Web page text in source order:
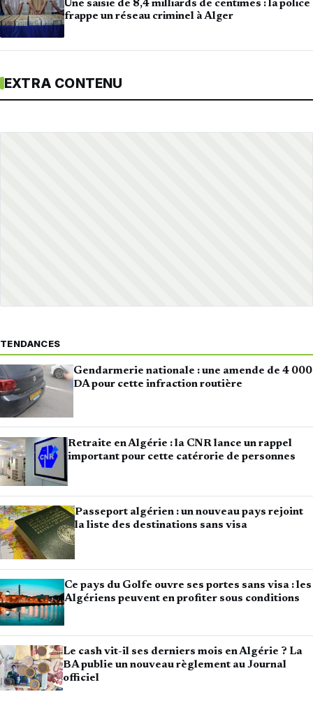
Une saisie de 8,4 milliards de centimes : la police
frappe un réseau criminel à Alger
EXTRA CONTENU
TENDANCES
Gendarmerie nationale : une amende de 4 000
DA pour cette infraction routière
Retraite en Algérie : la CNR lance un rappel
important pour cette catérorie de personnes
Passeport algérien : un nouveau pays rejoint
la liste des destinations sans visa
Ce pays du Golfe ouvre ses portes sans visa : les
Algériens peuvent en profiter sous conditions
Le cash vit-il ses derniers mois en Algérie ? La
BA publie un nouveau règlement au Journal
officiel